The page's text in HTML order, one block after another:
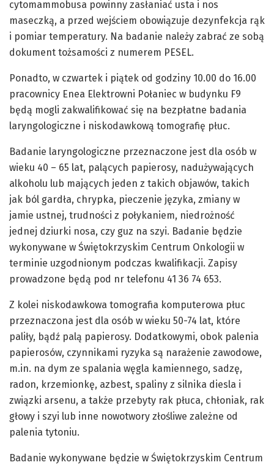
cytomammobusa powinny zasłaniać usta i nos
maseczką, a przed wejściem obowiązuje dezynfekcja rąk
i pomiar temperatury. Na badanie należy zabrać ze sobą
dokument tożsamości z numerem PESEL.
Ponadto, w czwartek i piątek od godziny 10.00 do 16.00
pracownicy Enea Elektrowni Połaniec w budynku F9
będą mogli zakwalifikować się na bezpłatne badania
laryngologiczne i niskodawkową tomografię płuc.
Badanie laryngologiczne przeznaczone jest dla osób w
wieku 40 – 65 lat, palących papierosy, nadużywających
alkoholu lub mających jeden z takich objawów, takich
jak ból gardła, chrypka, pieczenie języka, zmiany w
jamie ustnej, trudności z połykaniem, niedrożność
jednej dziurki nosa, czy guz na szyi. Badanie będzie
wykonywane w Świętokrzyskim Centrum Onkologii w
terminie uzgodnionym podczas kwalifikacji. Zapisy
prowadzone będą pod nr telefonu 41 36 74 653.
Z kolei niskodawkowa tomografia komputerowa płuc
przeznaczona jest dla osób w wieku 50-74 lat, które
paliły, bądź palą papierosy. Dodatkowymi, obok palenia
papierosów, czynnikami ryzyka są narażenie zawodowe,
m.in. na dym ze spalania węgla kamiennego, sadzę,
radon, krzemionkę, azbest, spaliny z silnika diesla i
związki arsenu, a także przebyty rak płuca, chłoniak, rak
głowy i szyi lub inne nowotwory złośliwe zależne od
palenia tytoniu.
Badanie wykonywane będzie w Świętokrzyskim Centrum